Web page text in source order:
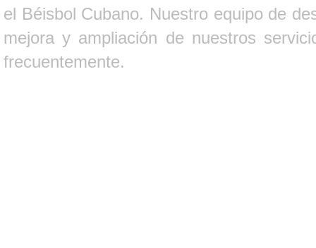
el Béisbol Cubano. Nuestro equipo de
mejora y ampliación de nuestros
frecuentemente.